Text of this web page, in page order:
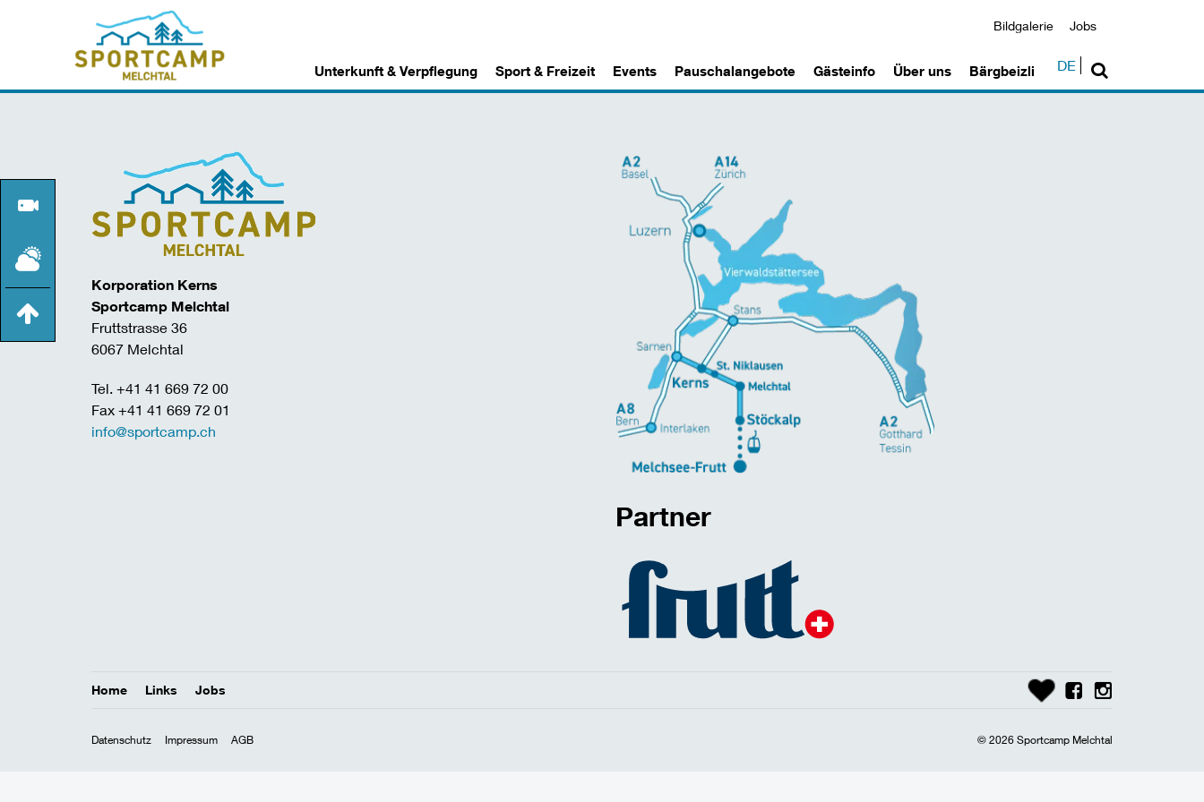
Bildgalerie Jobs
Unterkunft & Verpflegung Sport & Freizeit Events Pauschalangebote Gästeinfo Über uns Bärgbeizli DE
Korporation Kerns
Sportcamp Melchtal
Fruttstrasse 36
6067 Melchtal
Tel. +41 41 669 72 00
Fax +41 41 669 72 01
info@sportcamp.ch
Partner
Home Links Jobs
Datenschutz Impressum AGB © 2026 Sportcamp Melchtal